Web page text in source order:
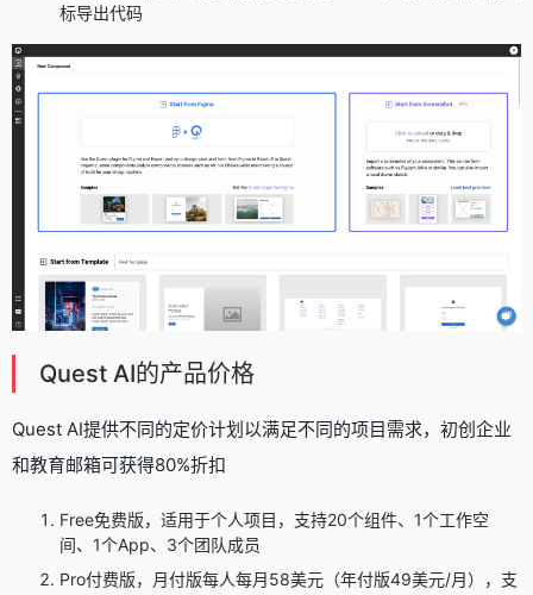
标导出代码
Quest AI的产品价格
Quest AI提供不同的定价计划以满足不同的项目需求，初创企业
和教育邮箱可获得80%折扣
Free免费版，适用于个人项目，支持20个组件、1个工作空
间、1个App、3个团队成员
Pro付费版，月付版每人每月58美元（年付版49美元/月），支